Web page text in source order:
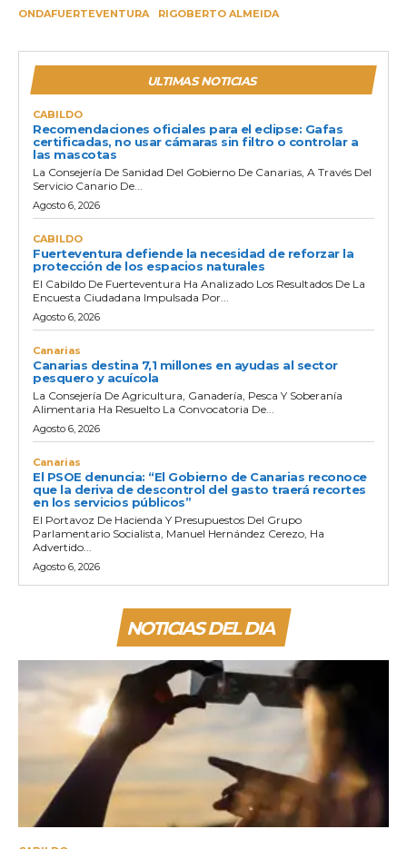
ONDAFUERTEVENTURA
RIGOBERTO ALMEIDA
ULTIMAS NOTICIAS
CABILDO
Recomendaciones oficiales para el eclipse: Gafas
certificadas, no usar cámaras sin filtro o controlar a
las mascotas
La Consejería De Sanidad Del Gobierno De Canarias, A Través Del
Servicio Canario De...
Agosto 6, 2026
CABILDO
Fuerteventura defiende la necesidad de reforzar la
protección de los espacios naturales
El Cabildo De Fuerteventura Ha Analizado Los Resultados De La
Encuesta Ciudadana Impulsada Por...
Agosto 6, 2026
Canarias
Canarias destina 7,1 millones en ayudas al sector
pesquero y acuícola
La Consejería De Agricultura, Ganadería, Pesca Y Soberanía
Alimentaria Ha Resuelto La Convocatoria De...
Agosto 6, 2026
Canarias
El PSOE denuncia: “El Gobierno de Canarias reconoce
que la deriva de descontrol del gasto traerá recortes
en los servicios públicos”
El Portavoz De Hacienda Y Presupuestos Del Grupo
Parlamentario Socialista, Manuel Hernández Cerezo, Ha
Advertido...
Agosto 6, 2026
NOTICIAS DEL DIA